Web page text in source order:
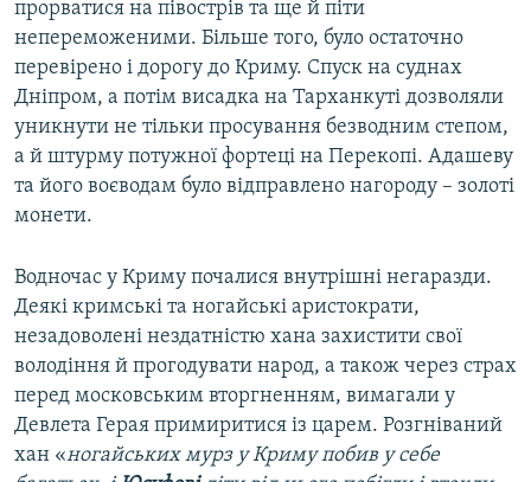
прорватися на півострів та ще й піти
непереможеними. Більше того, було остаточно
перевірено і дорогу до Криму. Спуск на суднах
Дніпром, а потім висадка на Тарханкуті дозволяли
уникнути не тільки просування безводним степом,
а й штурму потужної фортеці на Перекопі. Адашеву
та його воєводам було відправлено нагороду – золоті
монети.
Водночас у Криму почалися внутрішні негаразди.
Деякі кримські та ногайські аристократи,
незадоволені нездатністю хана захистити свої
володіння й прогодувати народ, а також через страх
перед московським вторгненням, вимагали у
Девлета Герая примиритися із царем. Розгніваний
хан «ногайських мурз у Криму побив у себе